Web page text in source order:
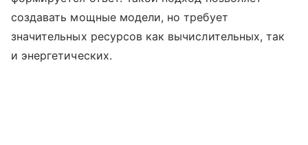
создавать мощные модели, но требует
значительных ресурсов как вычислительных, так
и энергетических.